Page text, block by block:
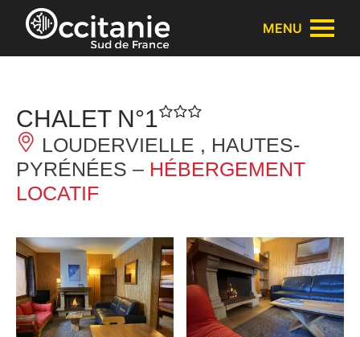
Panneau de gestion des cookies
MENU
CHALET N°1
LOUDERVIELLE , HAUTES-
PYRÉNÉES – HÉBERGEMENT
LOCATIF